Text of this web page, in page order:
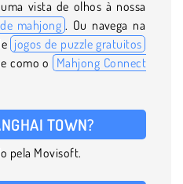
vista de olhos à nossa
mahjong . Ou navega na
jogos de puzzle gratuitos
como o Mahjong Connect
TOWN?
pela Movisoft.